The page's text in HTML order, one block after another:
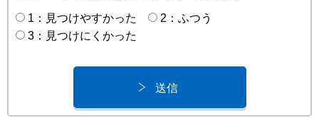
1：見つけやすかった
2：ふつう
3：見つけにくかった